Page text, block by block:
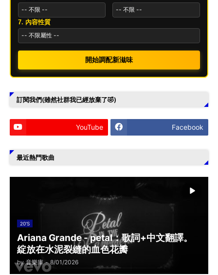
7. 內容性質
開始調配新滋味
訂閱我們(雖然社群我已經放棄了🤣)
YouTube Facebook
最近熱門歌曲
20'S
Ariana Grande - petal：歌詞+中文翻譯。
綻放在水泥裂縫的血色花瓣
by 音樂庫 - 8/01/2026